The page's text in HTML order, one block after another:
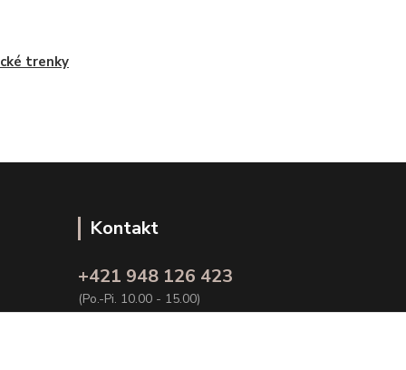
trenky
Kontakt
+421 948 126 423
(Po.-Pi. 10.00 - 15.00)